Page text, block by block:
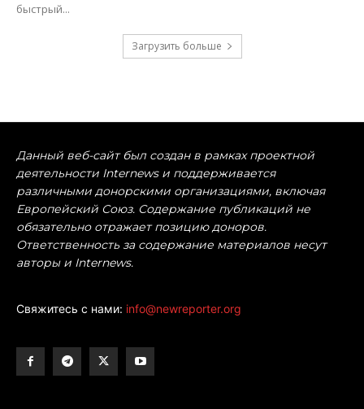
быстрый...
Загрузить больше
Данный веб-сайт был создан в рамках проектной
деятельности Internews и поддерживается
различными донорскими организациями, включая
Европейский Союз. Содержание публикаций не
обязательно отражает позицию доноров.
Ответственность за содержание материалов несут
авторы и Internews.
Свяжитесь с нами: info@newreporter.org